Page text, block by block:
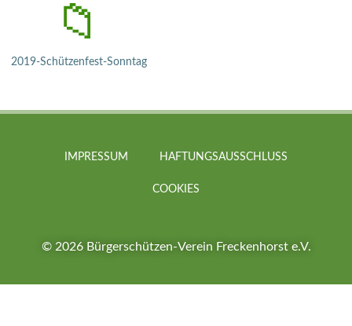
📁
2019-Schützenfest-Sonntag
IMPRESSUM HAFTUNGSAUSSCHLUSS
COOKIES
© 2026 Bürgerschützen-Verein Freckenhorst e.V.